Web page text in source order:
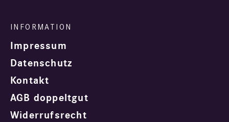
Impressum
Datenschutz
Kontakt
AGB doppeltgut
Widerrufsrecht